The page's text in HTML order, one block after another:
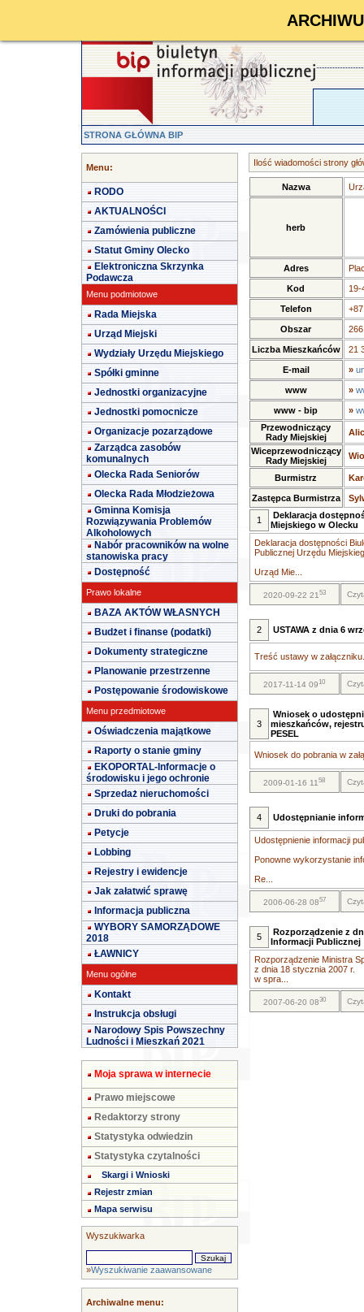
STRONA GŁÓWNA BIP
Menu:
RODO
AKTUALNOŚCI
Zamówienia publiczne
Statut Gminy Olecko
Elektroniczna Skrzynka
Podawcza
Menu podmiotowe
Rada Miejska
Urząd Miejski
Wydziały Urzędu Miejskiego
Spółki gminne
Jednostki organizacyjne
Jednostki pomocnicze
Organizacje pozarządowe
Zarządca zasobów
komunalnych
Olecka Rada Seniorów
Olecka Rada Młodzieżowa
Gminna Komisja
Rozwiązywania Problemów
Alkoholowych
Nabór pracowników na wolne
stanowiska pracy
Dostępność
Prawo lokalne
BAZA AKTÓW WŁASNYCH
Budżet i finanse (podatki)
Dokumenty strategiczne
Planowanie przestrzenne
Postępowanie środowiskowe
Menu przedmiotowe
Oświadczenia majątkowe
Raporty o stanie gminy
EKOPORTAL-Informacje o
środowisku i jego ochronie
Sprzedaż nieruchomości
Druki do pobrania
Petycje
Lobbing
Rejestry i ewidencje
Jak załatwić sprawę
Informacja publiczna
WYBORY SAMORZĄDOWE
2018
ŁAWNICY
Menu ogólne
Kontakt
Instrukcja obsługi
Narodowy Spis Powszechny
Ludności i Mieszkań 2021
Moja sprawa w internecie
Prawo miejscowe
Redaktorzy strony
Statystyka odwiedzin
Statystyka czytalności
Skargi i Wnioski
Rejestr zmian
Mapa serwisu
Wyszukiwarka
»Wyszukiwanie zaawansowane
Archiwalne menu:
Ilość wiadomości strony
Nazwa
herb
Adres
Kod 19-
Telefon
Obszar
Liczba Mieszkańców 21
E-mail »
www »
www - bip »
Przewodniczący
Rady Miejskiej
Wiceprzewodniczący
Rady Miejskiej
Burmistrz
Zastępca Burmistrza
1
Deklaracja
Miejskiego w Olecku
Deklaracja dostępności
Publicznej Urzędu
Urząd Mie...
2020-09-22 2153
2 USTAWA z dnia 6
Treść ustawy w
2017-11-14 0910
3
Wniosek o
mieszkańców,
PESEL
Wniosek do pobrania w
2009-01-16 1158
4 Udostępnianie
Udostępnienie informacji
Ponowne wykorzystanie
Re...
2006-06-28 0857
5
Rozporządzenie z
Informacji Publicznej
Rozporządzenie Ministra
z dnia 18 stycznia 2007 r.
w spra...
2007-06-20 0830